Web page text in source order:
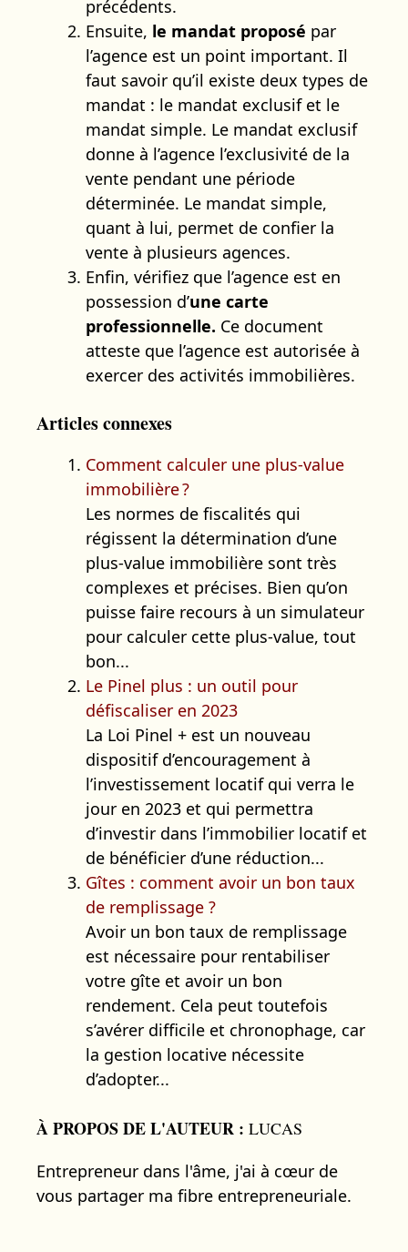
précédents.
Ensuite, le mandat proposé par
l’agence est un point important. Il
faut savoir qu’il existe deux types de
mandat : le mandat exclusif et le
mandat simple. Le mandat exclusif
donne à l’agence l’exclusivité de la
vente pendant une période
déterminée. Le mandat simple,
quant à lui, permet de confier la
vente à plusieurs agences.
Enfin, vérifiez que l’agence est en
possession d’une carte
professionnelle. Ce document
atteste que l’agence est autorisée à
exercer des activités immobilières.
Articles connexes
Comment calculer une plus-value
immobilière ?
Les normes de fiscalités qui
régissent la détermination d’une
plus-value immobilière sont très
complexes et précises. Bien qu’on
puisse faire recours à un simulateur
pour calculer cette plus-value, tout
bon...
Le Pinel plus : un outil pour
défiscaliser en 2023
La Loi Pinel + est un nouveau
dispositif d’encouragement à
l’investissement locatif qui verra le
jour en 2023 et qui permettra
d’investir dans l’immobilier locatif et
de bénéficier d’une réduction...
Gîtes : comment avoir un bon taux
de remplissage ?
Avoir un bon taux de remplissage
est nécessaire pour rentabiliser
votre gîte et avoir un bon
rendement. Cela peut toutefois
s’avérer difficile et chronophage, car
la gestion locative nécessite
d’adopter...
À PROPOS DE L'AUTEUR : LUCAS
Entrepreneur dans l'âme, j'ai à cœur de
vous partager ma fibre entrepreneuriale.